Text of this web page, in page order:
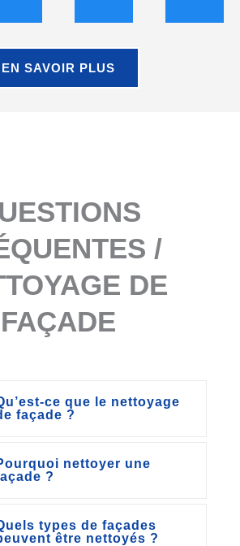
EN SAVOIR PLUS
/
DE
FAÇADE
ce que le nettoyage
façade ?
nettoyer une
?
types de façades
être nettoyés ?